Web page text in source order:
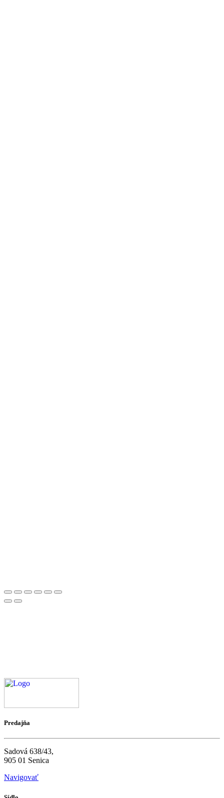
Predajňa
Sadová 638/43,
905 01 Senica
Navigovať